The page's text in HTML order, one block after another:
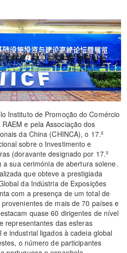
Instituto de Promoção do Comércio
e pela Associação dos
da China (CHINCA), o 17.º
sobre o Investimento e
(doravante designado por 17.º
sua cerimónia de abertura solene.
que obteve a prestigiada
da Indústria de Exposições
com a presença de um total de
de mais de 70 países e
quase 60 dirigentes de nível
representantes das esferas
industrial ligados à cadeia global
o número de participantes